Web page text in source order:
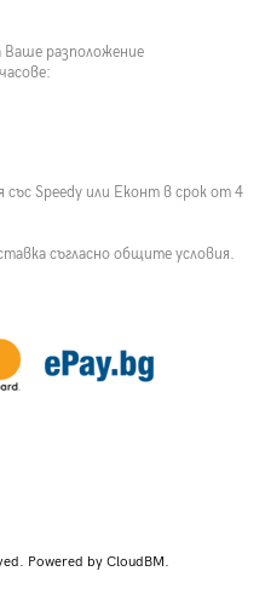
разположение
със Speedy или Еконт в срок от 4
съгласно общите условия.
Powered by CloudBM.